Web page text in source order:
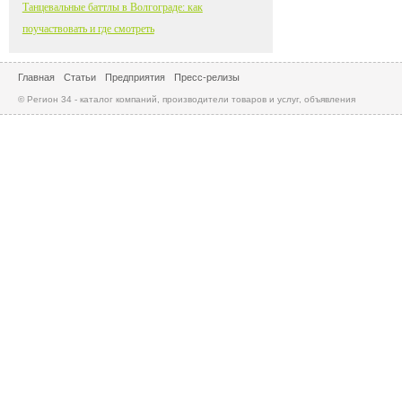
Танцевальные баттлы в Волгограде: как
поучаствовать и где смотреть
Главная Статьи Предприятия Пресс-релизы
© Регион 34 - каталог компаний, производители товаров и услуг, объявления